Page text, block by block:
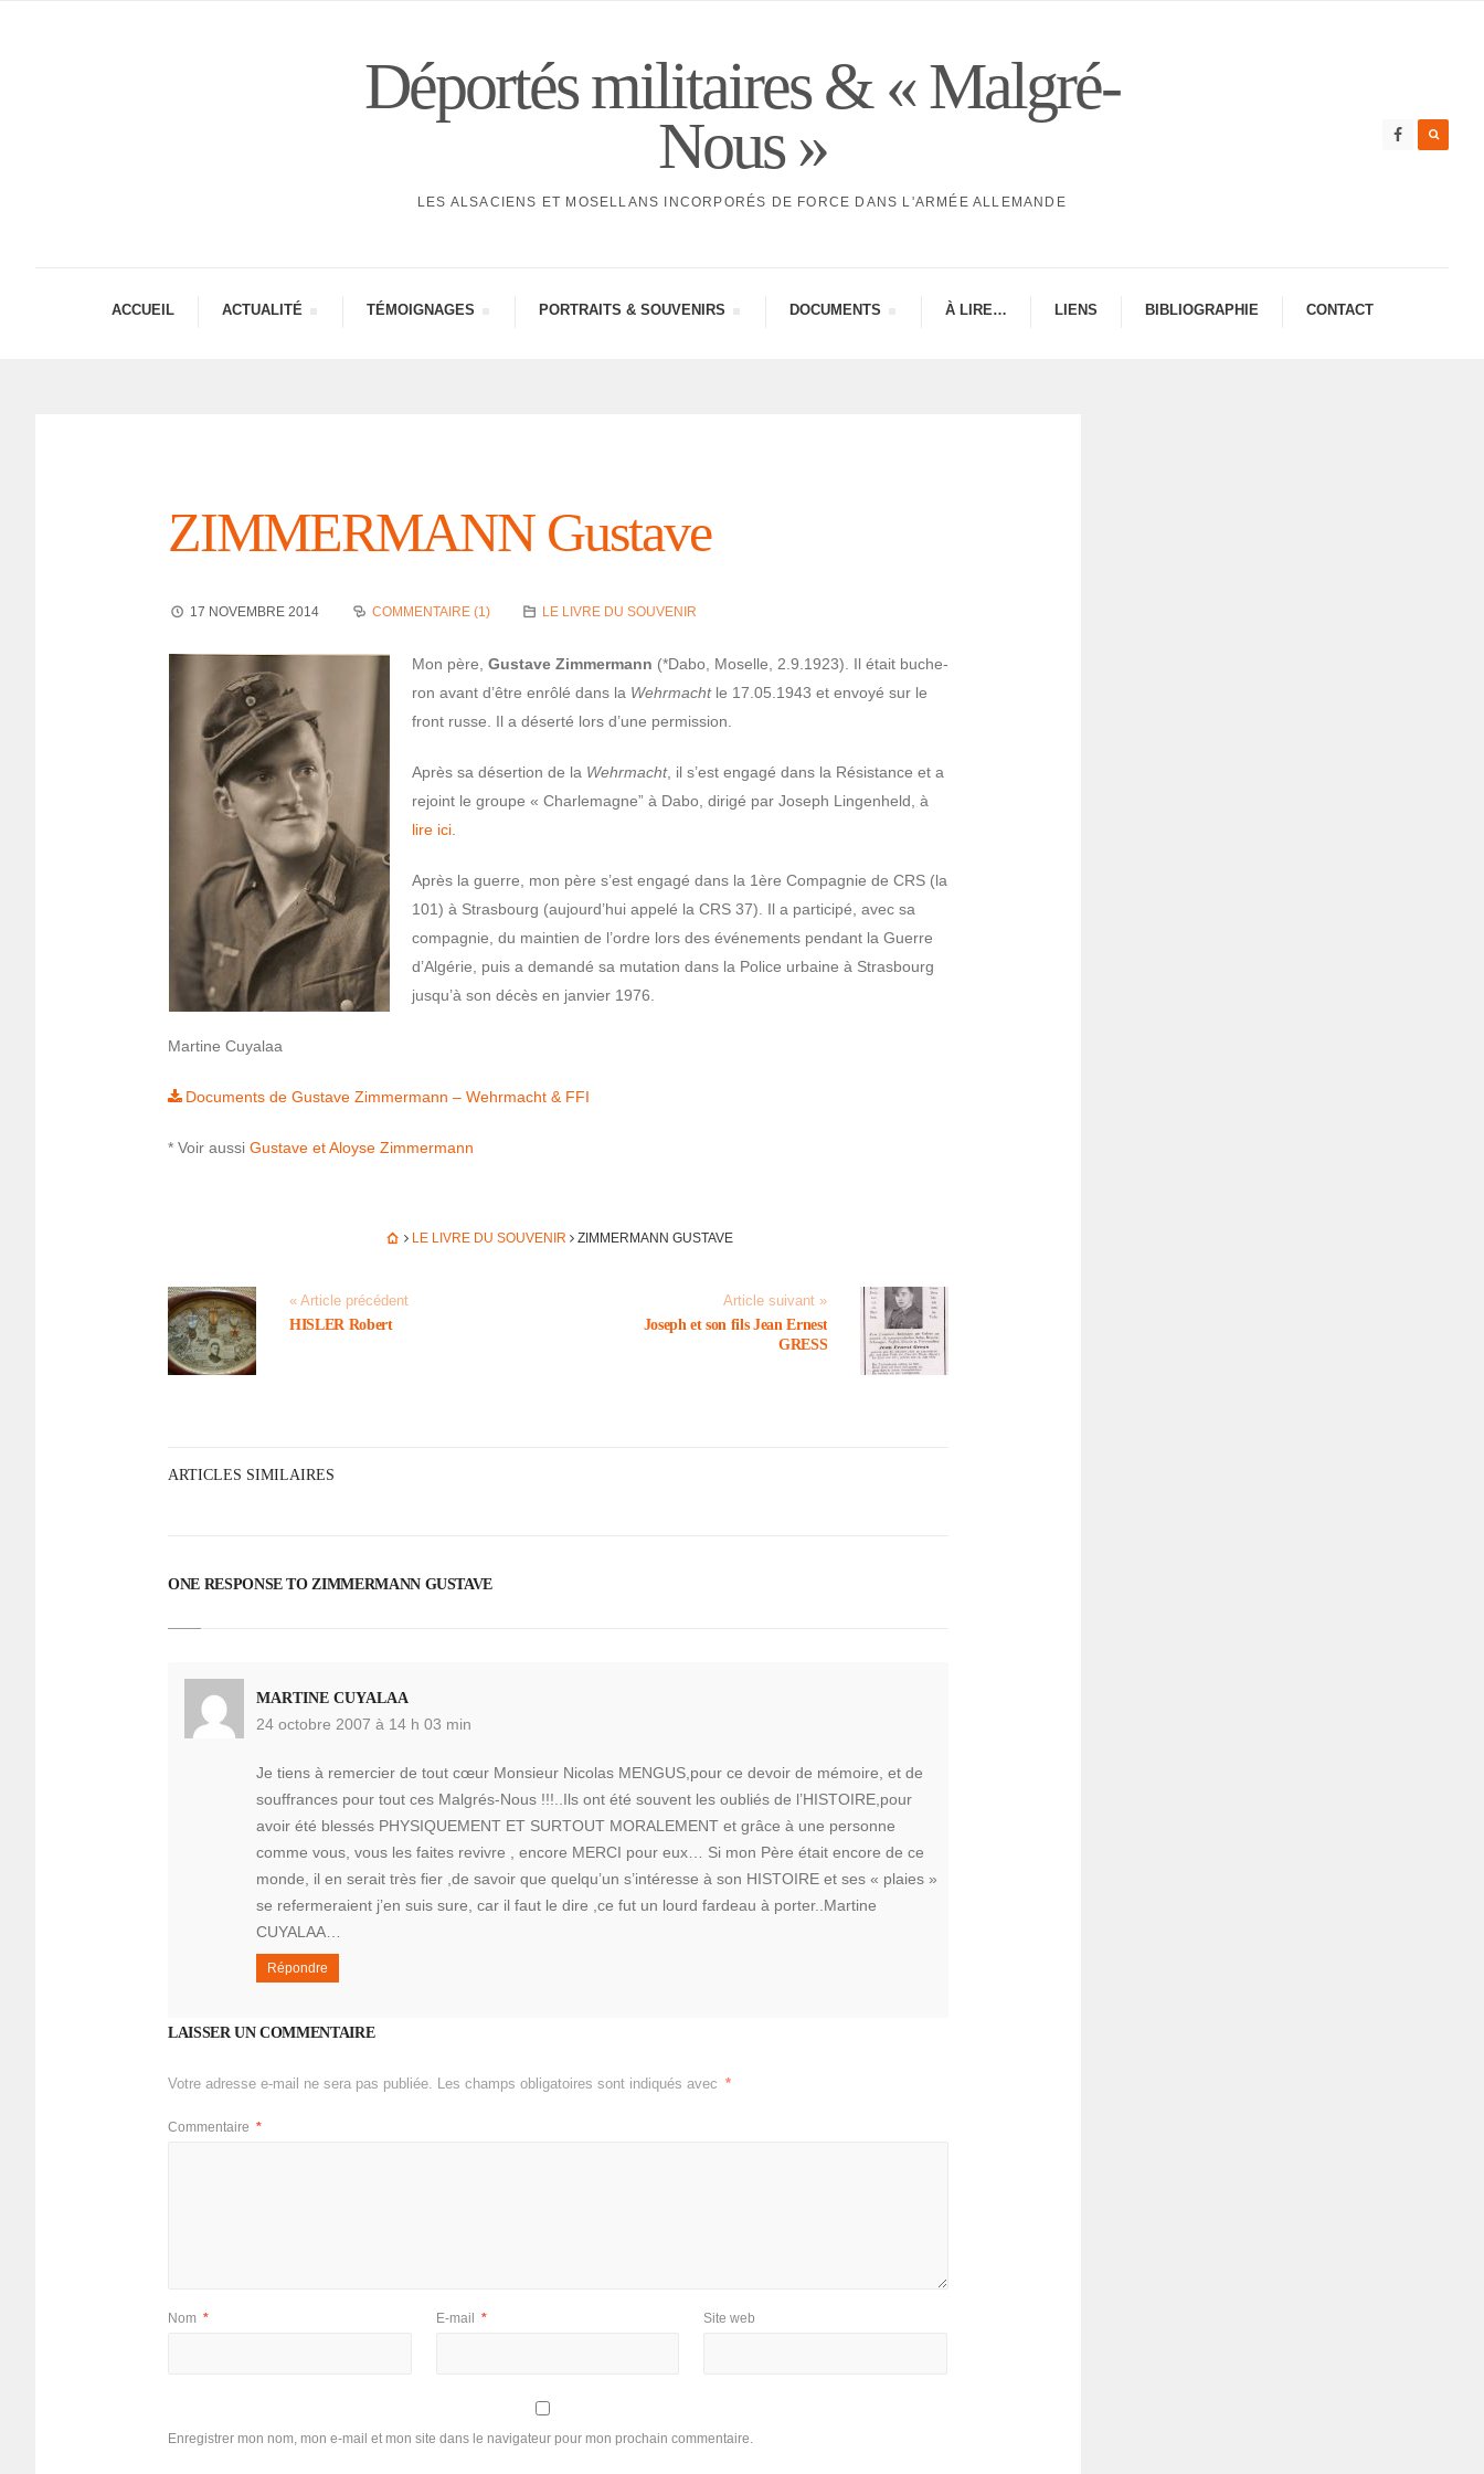
Déportés militaires & « Malgré-
Nous »
LES ALSACIENS ET MOSELLANS INCORPORÉS DE FORCE DANS L'ARMÉE ALLEMANDE
ACCUEIL ACTUA­LITÉ TÉMOI­GNAGES PORTRAITS & SOUVE­NIRS DOCU­MENTS À LIRE… LIENS BIBLIO­GRA­PHIE CONTAC­­T
ZIMMERMANN Gustave
17 NOVEMBRE 2014 COMMENTAIRE (1) LE LIVRE DU SOUVENIR
Mon père, Gustave Zimmer­mann (*Dabo, Moselle, 2.9.1923). Il était buche­
ron avant d’être enrôlé dans la Wehr­machtle 17.05.1943 et envoyé sur le
front russe. Il a déserté lors d’une permis­sion.
Après sa déser­tion de la Wehr­macht, il s’est engagé dans la Résis­tance et a
rejoint le groupe « Char­le­magne” à Dabo, dirigé par Joseph Lingen­held, à
lire ici
Après la guerre, mon père s’est engagé dans la 1ère Compa­gnie de CRS (la
101) à Stras­bourg (aujourd’­hui appelé la CRS 37). Il a parti­cipé, avec sa
compa­gnie, du main­tien de l’ordre lors des événe­ments pendant la Guerre
d’Al­gé­rie, puis a demandé sa muta­tion dans la Police urbaine à Stras­bourg
jusqu’à son décès en janvier 1976.
Martine Cuya­laa
Docu­ments de Gustave Zimmer­mann – Wehr­macht & FFI
* Voir aussi Gustave et Aloyse Zimmer­mann
LE LIVRE DU SOUVENIR ZIMMERMANN GUSTAVE
« Article précédent
HISLER Robert
Article suivant »
Joseph et son fils Jean Ernest
GRESS
ARTICLES SIMILAIRES
ONE RESPONSE TO ZIMMERMANN GUSTAVE
MARTINE CUYALAA
24 octobre 2007 à 14 h 03 min
Je tiens à remercier de tout cœur Monsieur Nicolas MENGUS,pour ce devoir de mémoire, et de
souffrances pour tout ces Malgrés-Nous !!!..Ils ont été souvent les oubliés de l’HISTOIRE,pour
avoir été blessés PHYSIQUEMENT ET SURTOUT MORALEMENT et grâce à une personne
comme vous, vous les faites revivre , encore MERCI pour eux… Si mon Père était encore de ce
monde, il en serait très fier ,de savoir que quelqu’un s’intéresse à son HISTOIRE et ses « plaies »
se refermeraient j’en suis sure, car il faut le dire ,ce fut un lourd fardeau à porter..Martine
CUYALAA…
Répondre
LAISSER UN COMMENTAIRE
Votre adresse e-mail ne sera pas publiée. Les champs obligatoires sont indiqués avec *
Commentaire *
Nom * E-mail * Site web
Enregistrer mon nom, mon e-mail et mon site dans le navigateur pour mon prochain commentaire.